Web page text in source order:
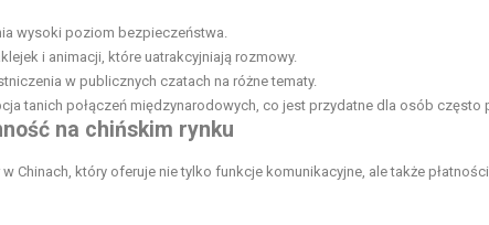
wysoki poziom bezpieczeństwa.
i animacji, które uatrakcyjniają rozmowy.
w publicznych czatach na różne tematy.
tanich połączeń międzynarodowych, co jest przydatne dla osób często
na chińskim rynku
Chinach, który oferuje nie tylko funkcje komunikacyjne, ale także